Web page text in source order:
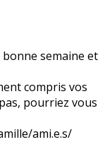
bonne semaine et
compris vos
pourriez vous
ami.e.s/